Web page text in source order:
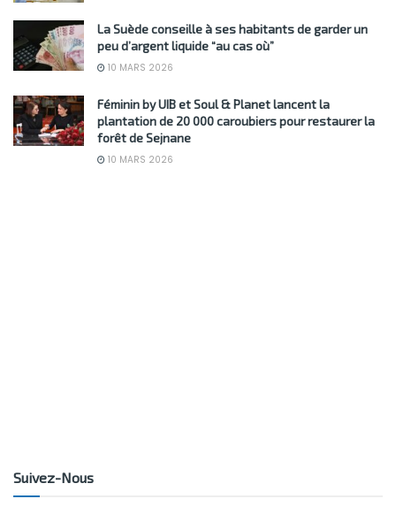
La Suède conseille à ses habitants de garder un
peu d’argent liquide “au cas où”
10 MARS 2026
Féminin by UIB et Soul & Planet lancent la
plantation de 20 000 caroubiers pour restaurer la
forêt de Sejnane
10 MARS 2026
Suivez-Nous